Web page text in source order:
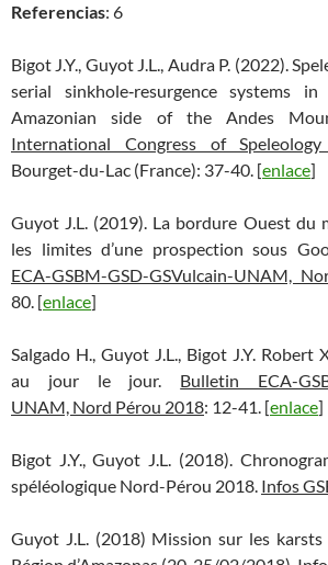
Referencias: 6
Bigot J.Y., Guyot J.L., Audra P. (2022).
serial sinkhole‐resurgence systems
Amazonian side of the Andes
International Congress of
Bourget-du-Lac (France): 37-40. [enlace]
Guyot J.L. (2019). La bordure Ouest du
les limites d’une prospection sous
ECA-GSBM-GSD-GSVulcain-UNAM,
80. [enlace]
Salgado H., Guyot J.L., Bigot J.Y. Robert
au jour le jour. Bulletin ECA-
UNAM, Nord Pérou 2018: 12-41. [enlace]
Bigot J.Y., Guyot J.L. (2018).
spéléologique Nord-Pérou 2018. Infos
Guyot J.L. (2018) Mission sur les